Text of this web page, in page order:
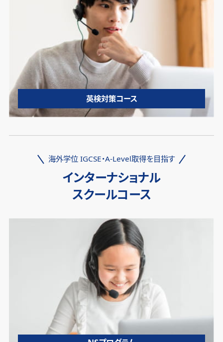
英検対策コース
海外学位 IGCSE・A-Level取得を目指す
インターナショナル
スクールコース